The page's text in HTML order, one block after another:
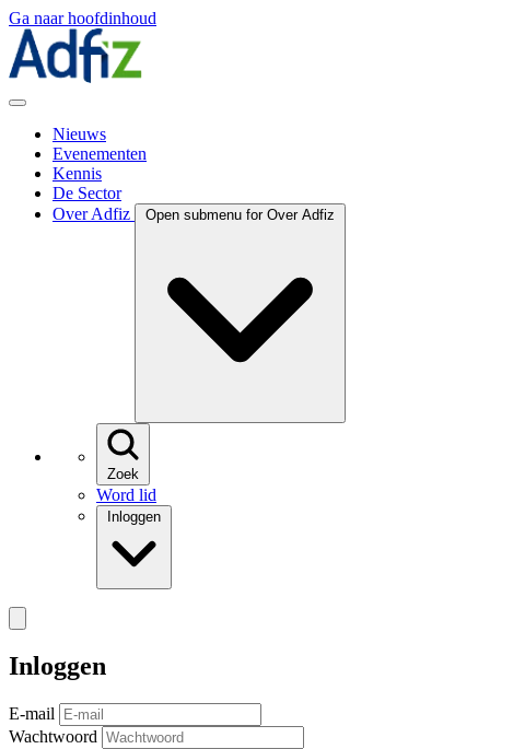
Ga naar hoofdinhoud
Nieuws
Evenementen
Kennis
De Sector
Over Adfiz
Open submenu for Over Adfiz
Zoek
Word lid
Inloggen
Inloggen
E-mail
Wachtwoord